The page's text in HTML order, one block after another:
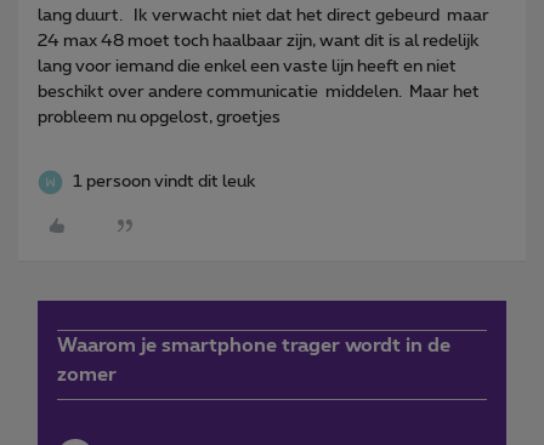
lang duurt. Ik verwacht niet dat het direct gebeurd maar
24 max 48 moet toch haalbaar zijn, want dit is al redelijk
lang voor iemand die enkel een vaste lijn heeft en niet
beschikt over andere communicatie middelen. Maar het
probleem nu opgelost, groetjes
1 persoon vindt dit leuk
Waarom je smartphone trager wordt in de
zomer